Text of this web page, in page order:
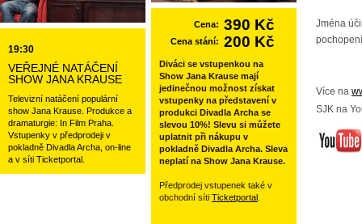
19:30
VEŘEJNÉ NATÁČENÍ
SHOW JANA KRAUSE
Televizní natáčení populární
show Jana Krause. Produkce a
dramaturgie: In Film Praha.
Vstupenky v předprodeji v
pokladně Divadla Archa, on-line
a v síti Ticketportal.
Jména
Více na
SJK na
Cena: 390 Kč
Cena stání: 200 Kč
Diváci se vstupenkou na
Show Jana Krause mají
jedinečnou možnost získat
vstupenky na představení v
produkci Divadla Archa se
slevou 10%! Slevu si můžete
uplatnit při nákupu v
pokladně Divadla Archa. Sleva
neplatí na Show Jana Krause.
Předprodej vstupenek také v
obchodní síti Ticketportal